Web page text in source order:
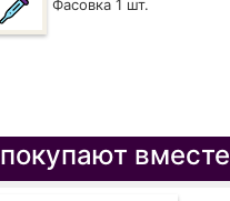
Фасовка 1 шт.
покупают вместе